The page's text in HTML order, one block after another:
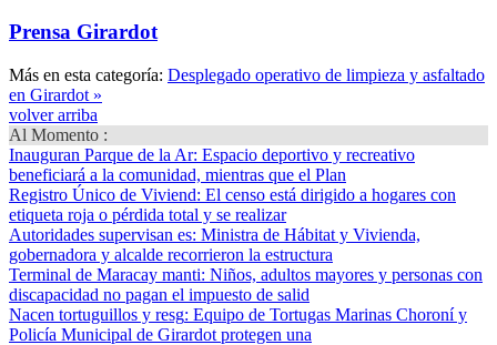
Prensa Girardot
Más en esta categoría: Desplegado operativo de limpieza y asfaltado
en Girardot »
volver arriba
Al Momento :
Inauguran Parque de la Ar: Espacio deportivo y recreativo
beneficiará a la comunidad, mientras que el Plan
Registro Único de Viviend: El censo está dirigido a hogares con
etiqueta roja o pérdida total y se realizar
Autoridades supervisan es: Ministra de Hábitat y Vivienda,
gobernadora y alcalde recorrieron la estructura
Terminal de Maracay manti: Niños, adultos mayores y personas con
discapacidad no pagan el impuesto de salid
Nacen tortuguillos y resg: Equipo de Tortugas Marinas Choroní y
Policía Municipal de Girardot protegen una